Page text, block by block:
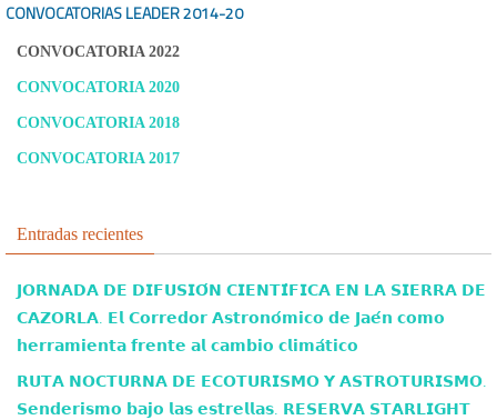
CONVOCATORIAS LEADER2014-20
CONVOCATORIA 2022
CONVOCATORIA 2020
CONVOCATORIA 2018
CONVOCATORIA 2017
Entradas recientes
𝗝𝗢𝗥𝗡𝗔𝗗𝗔 𝗗𝗘 𝗗𝗜𝗙𝗨𝗦𝗜𝗢́𝗡 𝗖𝗜𝗘𝗡𝗧𝗜́𝗙𝗜𝗖𝗔 𝗘𝗡 𝗟𝗔 𝗦𝗜𝗘𝗥𝗥𝗔 𝗗𝗘
𝗖𝗔𝗭𝗢𝗥𝗟𝗔. 𝗘𝗹 𝗖𝗼𝗿𝗿𝗲𝗱𝗼𝗿 𝗔𝘀𝘁𝗿𝗼𝗻𝗼́𝗺𝗶𝗰𝗼 𝗱𝗲 𝗝𝗮𝗲́𝗻 𝗰𝗼𝗺𝗼
𝗵𝗲𝗿𝗿𝗮𝗺𝗶𝗲𝗻𝘁𝗮 𝗳𝗿𝗲𝗻𝘁𝗲 𝗮𝗹 𝗰𝗮𝗺𝗯𝗶𝗼 𝗰𝗹𝗶𝗺𝗮́𝘁𝗶𝗰𝗼
𝗥𝗨𝗧𝗔 𝗡𝗢𝗖𝗧𝗨𝗥𝗡𝗔 𝗗𝗘 𝗘𝗖𝗢𝗧𝗨𝗥𝗜𝗦𝗠𝗢 𝗬 𝗔𝗦𝗧𝗥𝗢𝗧𝗨𝗥𝗜𝗦𝗠𝗢.
𝗦𝗲𝗻𝗱𝗲𝗿𝗶𝘀𝗺𝗼 𝗯𝗮𝗷𝗼 𝗹𝗮𝘀 𝗲𝘀𝘁𝗿𝗲𝗹𝗹𝗮𝘀. 𝗥𝗘𝗦𝗘𝗥𝗩𝗔 𝗦𝗧𝗔𝗥𝗟𝗜𝗚𝗛𝗧